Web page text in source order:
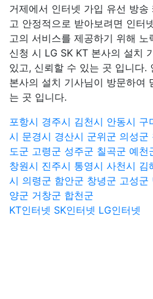
거제에서 인터넷 가입 유선 방
고 안정적으로 받아보려면 인터
고의 서비스를 제공하기 위해 노
신청 시 LG SK KT 본사의 설치
있고, 신뢰할 수 있는 곳 입니다.
본사의 설치 기사님이 방문하여
는 곳 입니다.
포항시 경주시 김천시 안동시 구
시 문경시 경산시 군위군 의성군
도군 고령군 성주군 칠곡군 예천
창원시 진주시 통영시 사천시 김
시 의령군 함안군 창녕군 고성군
양군 거창군 합천군
KT인터넷 SK인터넷 LG인터넷